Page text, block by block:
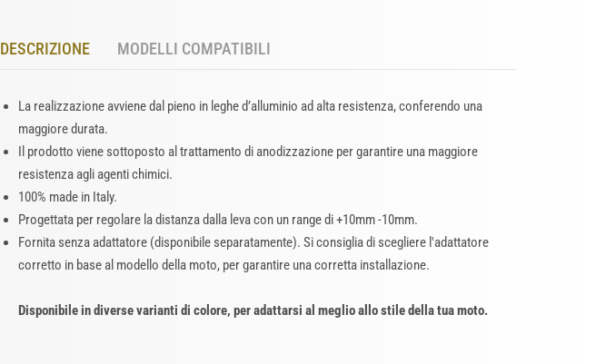
DESCRIZIONE MODELLI COMPATIBILI
La realizzazione avviene dal pieno in leghe d’alluminio ad alta resistenza, conferendo una
maggiore durata.
Il prodotto viene sottoposto al trattamento di anodizzazione per garantire una maggiore
resistenza agli agenti chimici.
100% made in Italy.
Progettata per regolare la distanza dalla leva con un range di +10mm -10mm.
Fornita senza adattatore (disponibile separatamente). Si consiglia di scegliere l'adattatore
corretto in base al modello della moto, per garantire una corretta installazione.
Disponibile in diverse varianti di colore, per adattarsi al meglio allo stile della tua moto.